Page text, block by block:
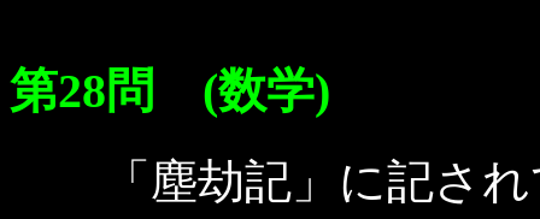
第28問 (数学)
「塵劫記」に記され